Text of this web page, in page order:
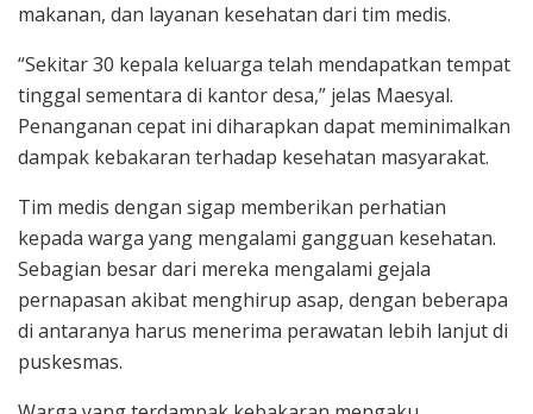
makanan, dan layanan kesehatan dari tim medis.
“Sekitar 30 kepala keluarga telah mendapatkan tempat
tinggal sementara di kantor desa,” jelas Maesyal.
Penanganan cepat ini diharapkan dapat meminimalkan
dampak kebakaran terhadap kesehatan masyarakat.
Tim medis dengan sigap memberikan perhatian
kepada warga yang mengalami gangguan kesehatan.
Sebagian besar dari mereka mengalami gejala
pernapasan akibat menghirup asap, dengan beberapa
di antaranya harus menerima perawatan lebih lanjut di
puskesmas.